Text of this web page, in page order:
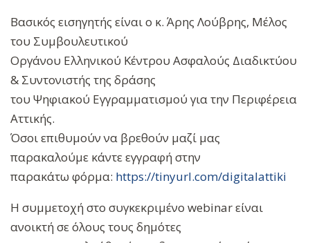
Βασικός εισηγητής είναι ο κ. Άρης Λούβρης, Μέλος
του Συμβουλευτικού
Οργάνου Ελληνικού Κέντρου Ασφαλούς Διαδικτύου
& Συντονιστής της δράσης
του Ψηφιακού Εγγραμματισμού για την Περιφέρεια
Αττικής.
Όσοι επιθυμούν να βρεθούν μαζί μας
παρακαλούμε κάντε εγγραφή στην
παρακάτω φόρμα: https://tinyurl.com/digitalattiki
Η συμμετοχή στο συγκεκριμένο webinar είναι
ανοικτή σε όλους τους δημότες